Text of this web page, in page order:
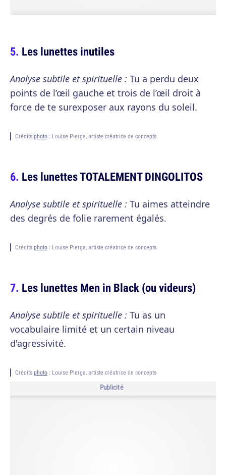
Les lunettes inutiles
Analyse subtile et spirituelle : Tu a perdu deux
points de l’œil gauche et trois de l’œil droit à
force de te surexposer aux rayons du soleil.
Crédits photo : Louise Pierga, artiste créatrice de concepts
Les lunettes TOTALEMENT DINGOLITOS
Analyse subtile et spirituelle : Tu aimes atteindre
des degrés de folie rarement égalés.
Crédits photo : Louise Pierga, artiste créatrice de concepts
Les lunettes Men in Black (ou videurs)
Analyse subtile et spirituelle : Tu as un
vocabulaire limité et un certain niveau
d'agressivité.
Crédits photo : Louise Pierga, artiste créatrice de concepts
Publicité